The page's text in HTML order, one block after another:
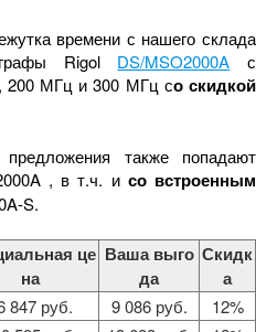
времени с нашего склада
Rigol DS/MSO2000A с
200 МГц и 300 МГц со скидкой
также попадают
, в т.ч. и со встроенным
S.
це
на
Ваша выго
да
Скидк
а
847 руб. 9 086 руб.
12%